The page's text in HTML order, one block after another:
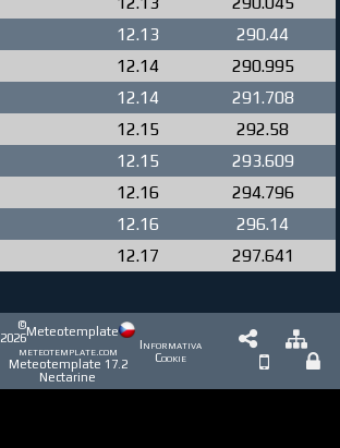
12.13
290.44
12.14
290.995
12.14
291.708
12.15
292.58
12.15
293.609
12.16
294.796
12.16
296.14
12.17 297.641
©
2026Meteotemplate
meteotemplate.com
Meteotemplate 17.2
Nectarine
Informativa
Cookie